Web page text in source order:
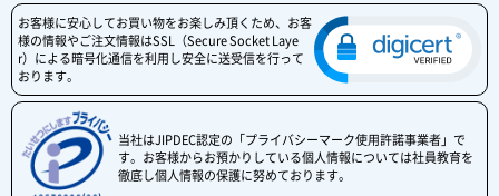
お客様に安心してお買い物をお楽しみ頂くため、お客
様の情報やご注文情報はSSL（Secure Socket Laye
r）による暗号化通信を利用し安全に送受信を行って
おります。
当社はJIPDEC認定の「プライバシーマーク使用許諾事業者」で
す。お客様からお預かりしている個人情報については社員教育を
徹底し個人情報の保護に努めております。